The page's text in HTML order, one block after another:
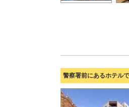
警察署前にあるホテル